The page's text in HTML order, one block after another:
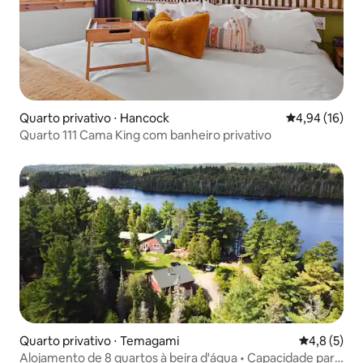
Quarto privativo ⋅ Hancock 4,94 de uma
4,94 (16)
Quarto 111 Cama King com banheiro privativo
Quarto privativo ⋅ Temagami 4,8 de
4,8 (5)
Alojamento de 8 quartos à beira d'água • Capacidade para